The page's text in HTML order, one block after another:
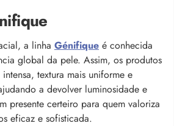
a linha Génifique é conhecida
global da pele. Assim, os produtos
textura mais uniforme e
a devolver luminosidade e
presente certeiro para quem valoriza
eficaz e sofisticada.